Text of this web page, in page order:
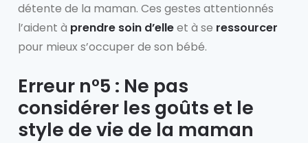
détente de la maman. Ces gestes attentionnés
l’aident à prendre soin d’elleet à se ressourcer
pour mieux s’occuper de son bébé.
Erreur n°5 : Ne pas
considérer les goûts et le
style de vie de la maman